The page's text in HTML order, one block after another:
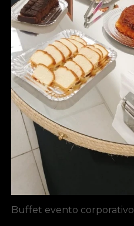
Buffet evento corporativo